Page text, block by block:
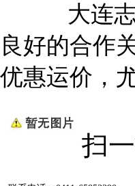
大连志航
良好的合作
优惠运价，
扫